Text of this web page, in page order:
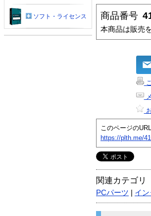
商品番号
本商品は販売
このページのURL
https://plth.me/
関連カテゴリ
PCパーツ イ
ソフト・ライセンス